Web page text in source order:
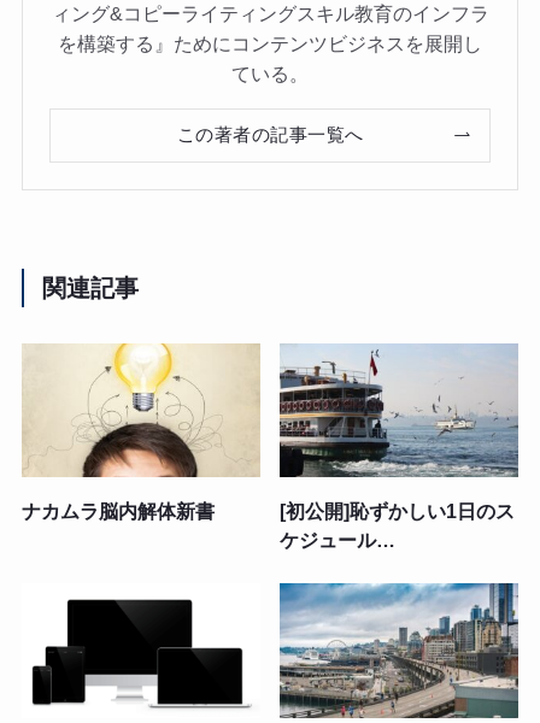
ィング&コピーライティングスキル教育のインフラ
を構築する』ためにコンテンツビジネスを展開し
ている。
この著者の記事一覧へ
関連記事
ナカムラ脳内解体新書
[初公開]恥ずかしい1日のス
ケジュール…